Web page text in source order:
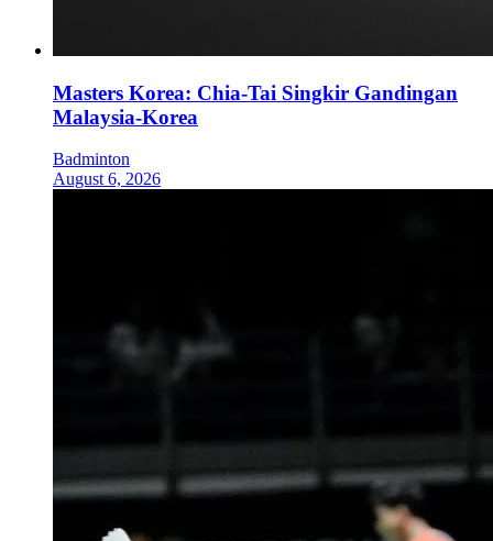
Masters Korea: Chia-Tai Singkir Gandingan
Malaysia-Korea
Badminton
August 6, 2026